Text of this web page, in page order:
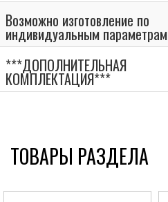
Возможно изготовление по
индивидуальным параметрам
***ДОПОЛНИТЕЛЬНАЯ
КОМПЛЕКТАЦИЯ***
ТОВАРЫ РАЗДЕЛА